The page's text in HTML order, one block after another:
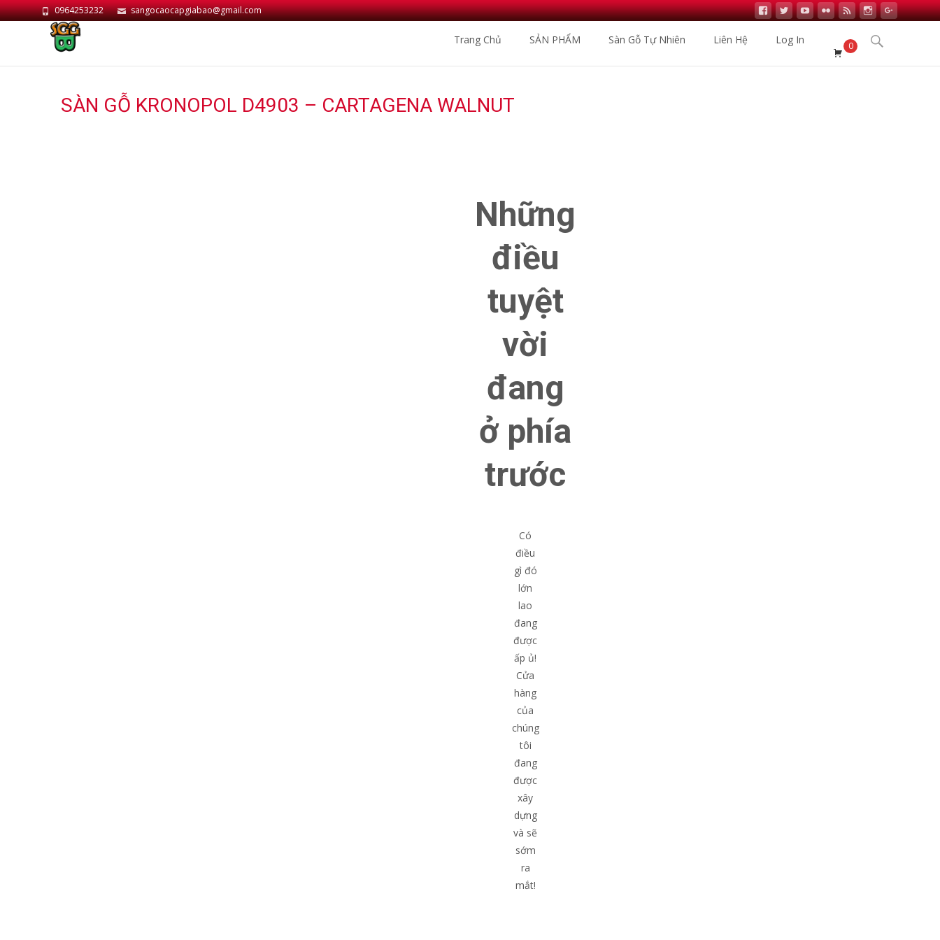
0964253232 sangocaocapgiabao@gmail.com
content
Trang Chủ SẢN PHẨM Sàn Gỗ Tự Nhiên Liên Hệ Log In 0
Search
SÀN GỖ KRONOPOL D4903 – CARTAGENA WALNUT
Những
điều
tuyệt
vời
đang
ở phía
trước
Có
điều
gì đó
lớn
lao
đang
được
ấp ủ!
Cửa
hàng
của
chúng
tôi
đang
được
xây
dựng
và sẽ
sớm
ra
mắt!